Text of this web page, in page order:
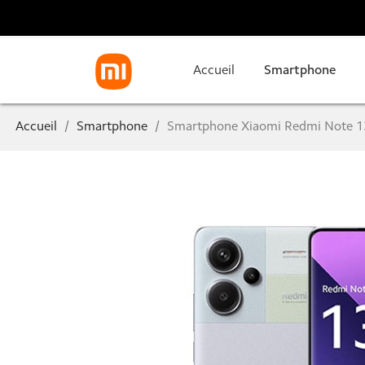
Accueil Smartphone
Accueil Smartphone Smartphone Xiaomi Redmi Note